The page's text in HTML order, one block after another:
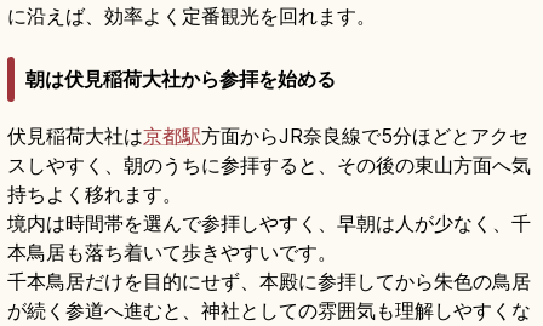
に沿えば、効率よく定番観光を回れます。
朝は伏見稲荷大社から参拝を始める
伏見稲荷大社は京都駅方面からJR奈良線で5分ほどとアクセ
スしやすく、朝のうちに参拝すると、その後の東山方面へ気
持ちよく移れます。
境内は時間帯を選んで参拝しやすく、早朝は人が少なく、千
本鳥居も落ち着いて歩きやすいです。
千本鳥居だけを目的にせず、本殿に参拝してから朱色の鳥居
が続く参道へ進むと、神社としての雰囲気も理解しやすくな